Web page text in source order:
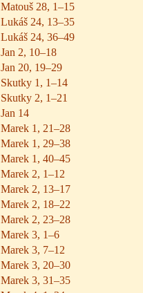
Matouš 28, 1–15
Lukáš 24, 13–35
Lukáš 24, 36–49
Jan 2, 10–18
Jan 20, 19–29
Skutky 1, 1–14
Skutky 2, 1–21
Jan 14
Marek 1, 21–28
Marek 1, 29–38
Marek 1, 40–45
Marek 2, 1–12
Marek 2, 13–17
Marek 2, 18–22
Marek 2, 23–28
Marek 3, 1–6
Marek 3, 7–12
Marek 3, 20–30
Marek 3, 31–35